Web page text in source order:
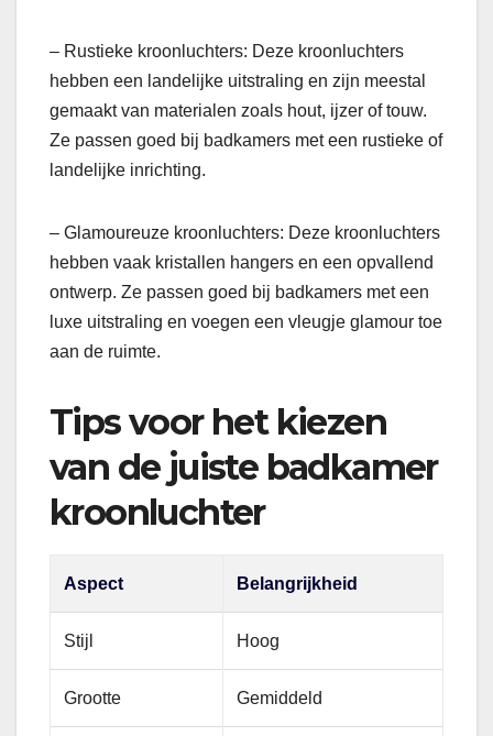
– Rustieke kroonluchters: Deze kroonluchters
hebben een landelijke uitstraling en zijn meestal
gemaakt van materialen zoals hout, ijzer of touw.
Ze passen goed bij badkamers met een rustieke of
landelijke inrichting.
– Glamoureuze kroonluchters: Deze kroonluchters
hebben vaak kristallen hangers en een opvallend
ontwerp. Ze passen goed bij badkamers met een
luxe uitstraling en voegen een vleugje glamour toe
aan de ruimte.
Tips voor het kiezen
van de juiste badkamer
kroonluchter
Aspect Belangrijkheid
Stijl Hoog
Grootte Gemiddeld